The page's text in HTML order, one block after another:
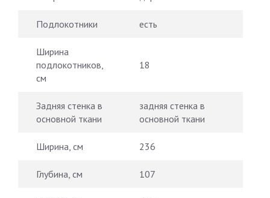
Подлокотники есть
Ширина
подлокотников,
см
18
Задняя стенка в
основной ткани
задняя стенка в
основной ткани
Ширина, см 236
Глубина, см 107